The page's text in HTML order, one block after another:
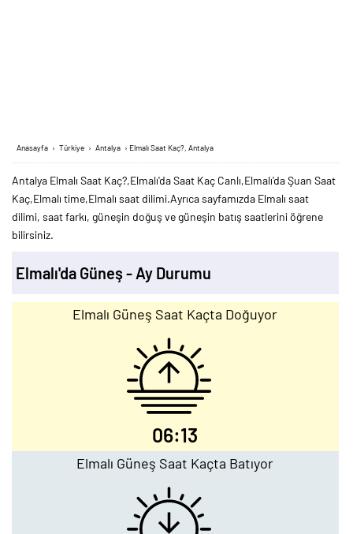
Anasayfa › Türkiye › Antalya › Elmalı Saat Kaç?, Antalya
Antalya Elmalı Saat Kaç?,Elmalı'da Saat Kaç Canlı,Elmalı'da Şuan Saat
Kaç,Elmalı time,Elmalı saat dilimi.Ayrıca sayfamızda Elmalı saat
dilimi, saat farkı, güneşin doğuş ve güneşin batış saatlerini öğrene
bilirsiniz.
Elmalı'da Güneş - Ay Durumu
Elmalı Güneş Saat Kaçta Doğuyor
06:13
Elmalı Güneş Saat Kaçta Batıyor